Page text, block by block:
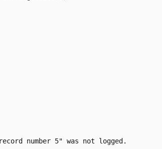
number 5" was not logged.